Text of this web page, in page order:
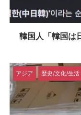
韓国人「韓国は
アジア 歴史/文化/生活